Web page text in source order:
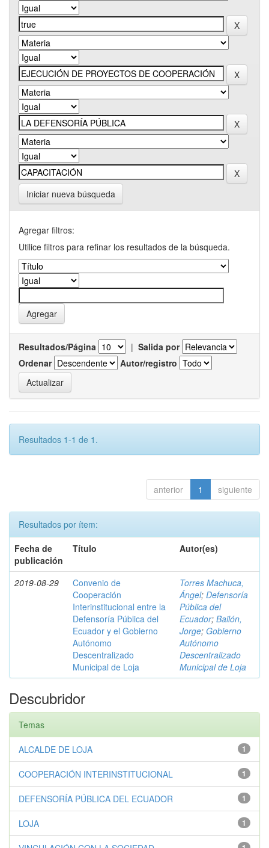
Iniciar nueva búsqueda
Agregar filtros:
Utilice filtros para refinar los resultados de la búsqueda.
Resultados/Página | Salida por
Ordenar
Autor/registro
Resultados 1-1 de 1.
anterior 1 siguiente
Resultados por ítem:
Fecha de
publicación
Título Autor(es)
2019-08-29
Convenio de
Cooperación
Interinstitucional entre la
Defensoría Pública del
Ecuador y el Gobierno
Autónomo
Descentralizado
Municipal de Loja
Torres Machuca,
Ángel; Defensoría
Pública del
Ecuador; Bailón,
Jorge; Gobierno
Autónomo
Descentralizado
Municipal de Loja
Descubridor
Temas
1
ALCALDE DE LOJA
1
COOPERACIÓN INTERINSTITUCIONAL
1
DEFENSORÍA PÚBLICA DEL ECUADOR
1
LOJA